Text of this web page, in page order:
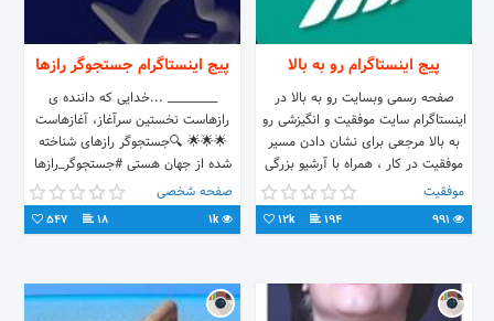
پیج اینستاگرام رو به بالا
صفحه رسمی وبسایت رو به بالا در
اینستاگرام سایت موفقیت و انگیزشی رو
به بالا مرجعی برای نشان دادن مسیر
موفقیت در کار ، همراه با آرشیو بزرگی
از کلیپ انگیزشی و کلیپ موفقیت و
آموزشی از بهترین سخنران های جهان
است Telegram: @Robebala
موفقیت
194
12k
پیج اینستاگرام جستجوگر رازها
_________ ...خدایی که داننده ی
رازهاست نخستین سرآغاز، آغازهاست
🌟🌟🌟 🔍جستجوگر رازهای شناخته
شده از جهان هستی #جستجوگر_رازها
#researcher_penetralia
صفحه شخصی
1k
18
547